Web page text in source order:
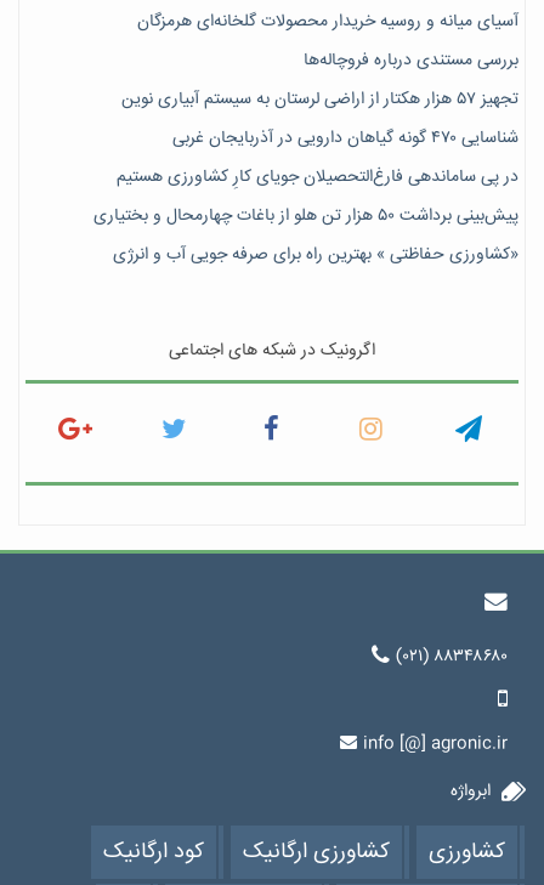
آسیای میانه و روسیه خریدار محصولات گلخانه‌ای هرمزگان
بررسی مستندی درباره فروچاله‌ها
تجهیز ۵۷ هزار هکتار از اراضی لرستان به سیستم آبیاری نوین
شناسایی ۴۷٠ گونه گیاهان دارویی در آذربایجان غربی
در پی ساماندهی فارغ‌التحصیلان جویای کارِ کشاورزی هستیم
پیش‎‌بینی برداشت ۵۰ هزار تن هلو از باغات چهارمحال و بختیاری
«کشاورزی حفاظتی » بهترین راه برای صرفه جویی آب و انرژی
اگرونیک در شبکه های اجتماعی
(۰۲۱) ۸۸۳۴۸۶۸۰
info [@] agronic.ir
ابرواژه
کشاورزی کشاورزی ارگانیک کود ارگانیک